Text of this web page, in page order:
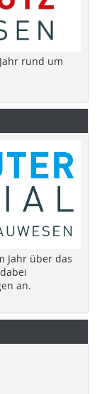
rund um
Jahr über das
an.